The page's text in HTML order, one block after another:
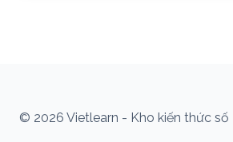
© 2026 Vietlearn - Kho kiến thức số